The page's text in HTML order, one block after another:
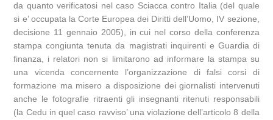
da quanto verificatosi nel caso Sciacca contro Italia (del quale
si e’ occupata la Corte Europea dei Diritti dell’Uomo, IV sezione,
decisione 11 gennaio 2005), in cui nel corso della conferenza
stampa congiunta tenuta da magistrati inquirenti e Guardia di
finanza, i relatori non si limitarono ad informare la stampa su
una vicenda concernente l’organizzazione di falsi corsi di
formazione ma misero a disposizione dei giornalisti intervenuti
anche le fotografie ritraenti gli insegnanti ritenuti responsabili
(la Cedu in quel caso ravviso’ una violazione dell’articolo 8 della